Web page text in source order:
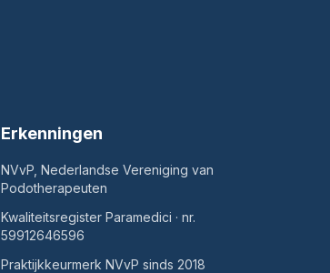
Erkenningen
NVvP, Nederlandse Vereniging van
Podotherapeuten
Kwaliteitsregister Paramedici · nr.
59912646596
Praktijkkeurmerk NVvP sinds 2018